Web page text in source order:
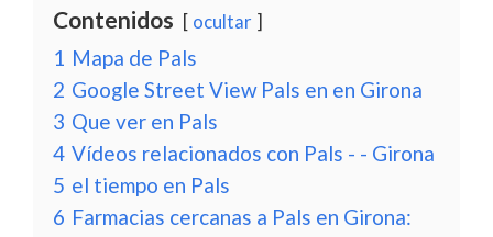
Contenidos ocultar
1 Mapa de Pals
2 Google Street View Pals en en Girona
3 Que ver en Pals
4 Vídeos relacionados con Pals - - Girona
5 el tiempo en Pals
6 Farmacias cercanas a Pals en Girona: